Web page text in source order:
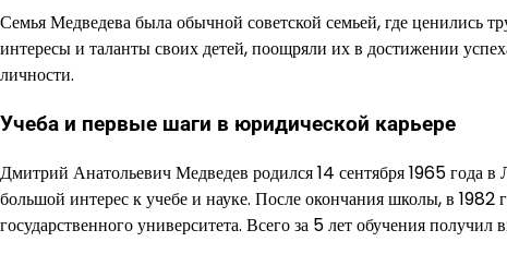
Семья Медведева была обычной советской семьей, где ценились
интересы и таланты своих детей, поощряли их в достижении
личности.
Учеба и первые шаги в юридической карьере
Дмитрий Анатольевич Медведев родился 14 сентября 1965 года в
большой интерес к учебе и науке. После окончания школы, в
государственного университета. Всего за 5 лет обучения